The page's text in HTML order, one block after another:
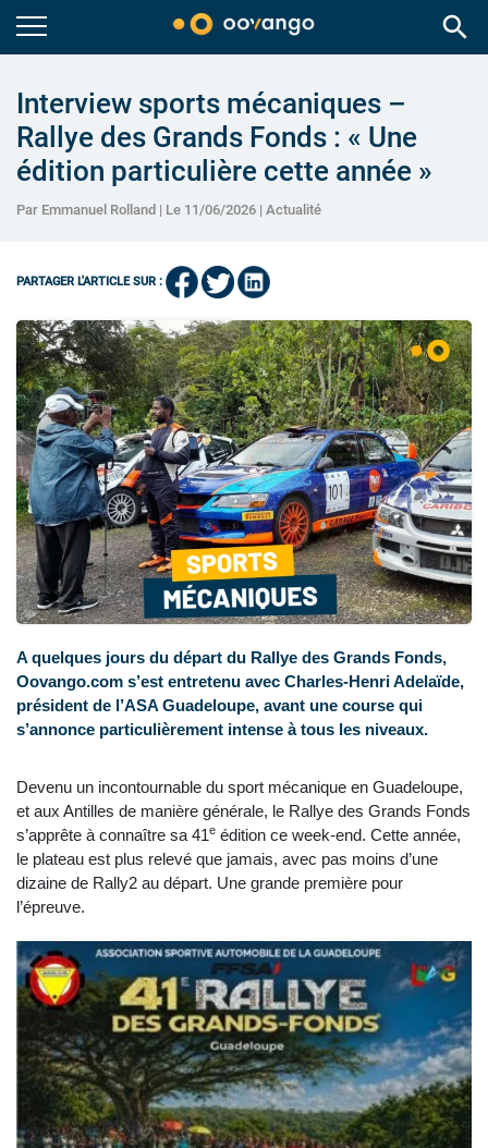
search
Interview sports mécaniques –
Rallye des Grands Fonds : « Une
édition particulière cette année »
Par Emmanuel Rolland | Le 11/06/2026 | Actualité
PARTAGER L'ARTICLE SUR :
A quelques jours du départ du Rallye des Grands Fonds,
Oovango.com s’est entretenu avec Charles-Henri Adelaïde,
président de l’ASA Guadeloupe, avant une course qui
s’annonce particulièrement intense à tous les niveaux.
Devenu un incontournable du sport mécanique en Guadeloupe,
et aux Antilles de manière générale, le Rallye des Grands Fonds
s’apprête à connaître sa 41e édition ce week-end. Cette année,
le plateau est plus relevé que jamais, avec pas moins d’une
dizaine de Rally2 au départ. Une grande première pour
l’épreuve.